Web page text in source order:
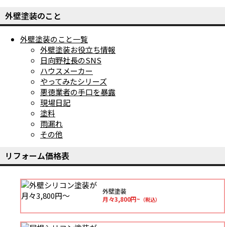
外壁塗装のこと
外壁塗装のこと一覧
外壁塗装お役立ち情報
日向野社長のSNS
ハウスメーカー
やってみたシリーズ
悪徳業者の手口を暴露
現場日記
塗料
雨漏れ
その他
リフォーム価格表
外壁塗装
月々3,800円~（税込）